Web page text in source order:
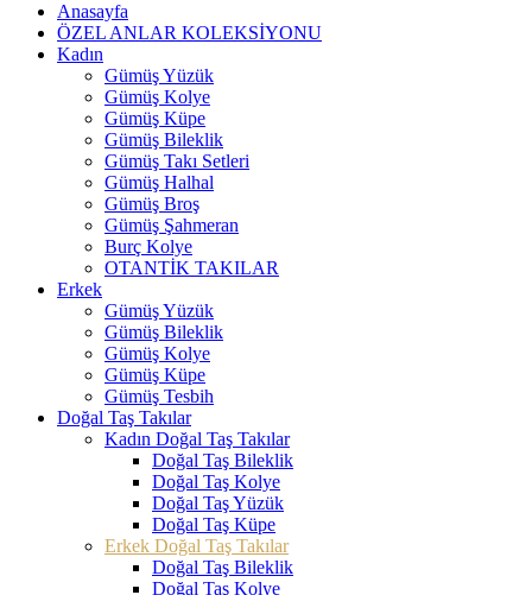
Anasayfa
ÖZEL ANLAR KOLEKSİYONU
Kadın
Gümüş Yüzük
Gümüş Kolye
Gümüş Küpe
Gümüş Bileklik
Gümüş Takı Setleri
Gümüş Halhal
Gümüş Broş
Gümüş Şahmeran
Burç Kolye
OTANTİK TAKILAR
Erkek
Gümüş Yüzük
Gümüş Bileklik
Gümüş Kolye
Gümüş Küpe
Gümüş Tesbih
Doğal Taş Takılar
Kadın Doğal Taş Takılar
Doğal Taş Bileklik
Doğal Taş Kolye
Doğal Taş Yüzük
Doğal Taş Küpe
Erkek Doğal Taş Takılar
Doğal Taş Bileklik
Doğal Taş Kolye